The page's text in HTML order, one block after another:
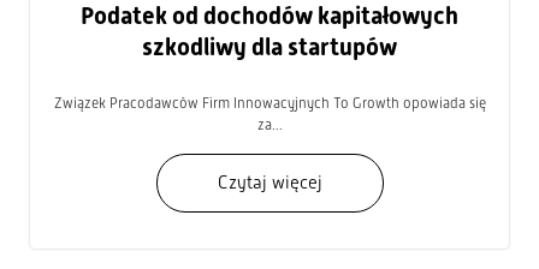
Podatek od dochodów kapitałowych
szkodliwy dla startupów
Związek Pracodawców Firm Innowacyjnych To Growth opowiada się
za...
Czytaj więcej